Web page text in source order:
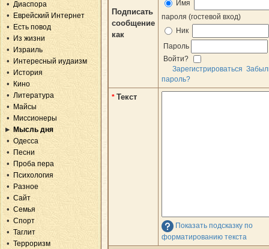
Диаспора
Еврейский Интернет
Есть повод
Из жизни
Израиль
Интересный иудаизм
История
Кино
Литература
Майсы
Миссионеры
Мысль дня
Одесса
Песни
Проба пера
Психология
Разное
Сайт
Семья
Спорт
Таглит
Терроризм
Подписать
сообщение
как
Имя
пароля (гостевой вход)
Ник
Пароль
Войти?
Зарегистрироваться
пароль?
* Текст
Показать подсказку по
форматированию текста